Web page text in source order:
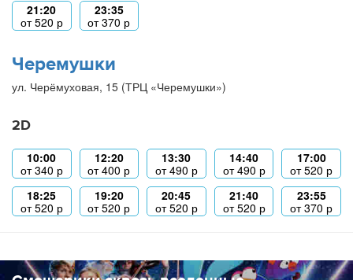
21:20
от520 р
23:35
от370 р
Черемушки
ул. Черёмуховая, 15 (ТРЦ «Черемушки»)
2D
10:00
от340 р
12:20
от400 р
13:30
от490 р
14:40
от490 р
17:00
от520 р
18:25
от520 р
19:20
от520 р
20:45
от520 р
21:40
от520 р
23:55
от370 р